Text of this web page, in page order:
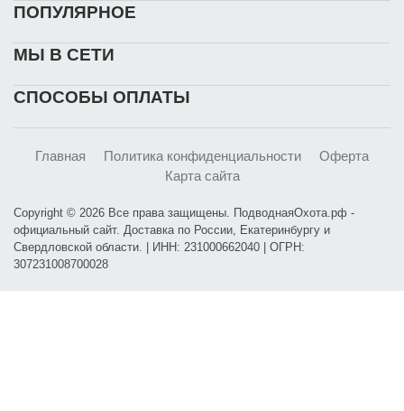
ПОПУЛЯРНОЕ
МЫ В СЕТИ
СПОСОБЫ ОПЛАТЫ
Главная Политика конфиденциальности
Оферта
Карта сайта
Copyright © 2026 Все права защищены. ПодводнаяОхота.рф -
официальный сайт. Доставка по России, Екатеринбургу и
Свердловской области. | ИНН: 231000662040 | ОГРН:
307231008700028